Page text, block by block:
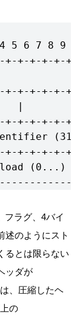
5 6 7 8 9
+-+-+-+-+-
+-+-+-+-+-
|
+-+-+-+-+-
+-+-+-+-+-
フラグ、4バイ
述のようにスト
るとは限らない
ッダが
、圧縮したヘ
の